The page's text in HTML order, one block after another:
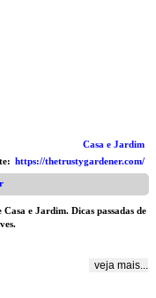
Casa e Jardim
https://thetrustygardener.com/
e Jardim. Dicas passadas de
veja mais...